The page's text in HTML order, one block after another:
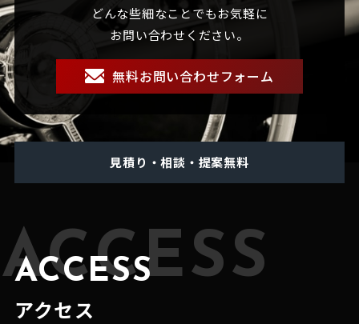
どんな些細なことでもお気軽に
お問い合わせください。
無料お問い合わせフォーム
見積り・相談・提案無料
ACCESS
ACCESS
アクセス